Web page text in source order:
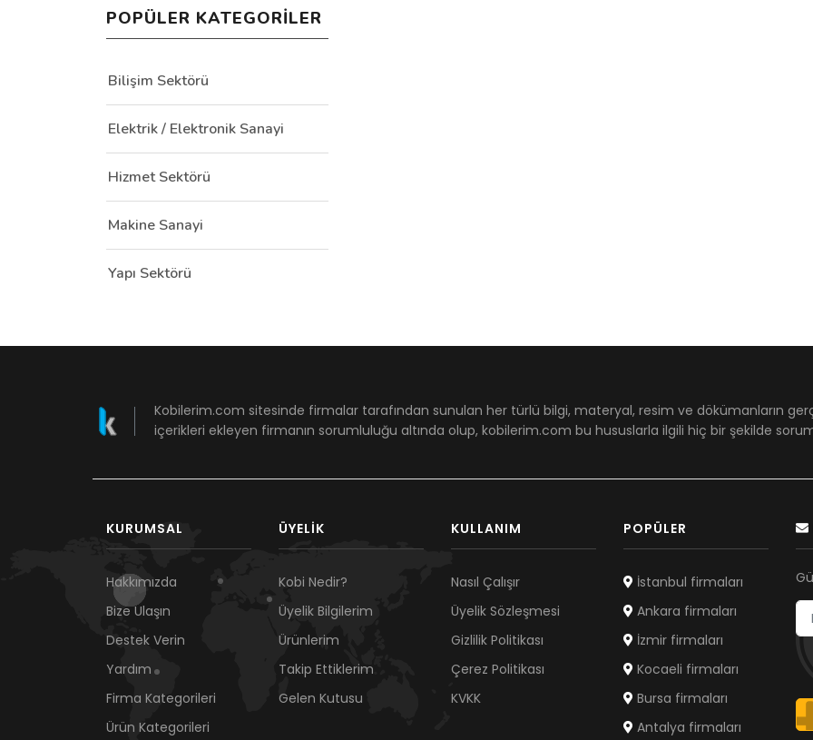
POPÜLER KATEGORILER
Bilişim Sektörü
Elektrik / Elektronik Sanayi
Hizmet Sektörü
Makine Sanayi
Yapı Sektörü
Kobilerim.com sitesinde firmalar tarafından sunulan her türlü bilgi, materyal, resim ve dökümanların
içerikleri ekleyen firmanın sorumluluğu altında olup, kobilerim.com bu hususlarla ilgili hiç bir şekilde
KURUMSAL
Hakkımızda
Bize Ulaşın
Destek Verin
Yardım
Firma Kategorileri
Ürün Kategorileri
ÜYELIK
Kobi Nedir?
Üyelik Bilgilerim
Ürünlerim
Takip Ettiklerim
Gelen Kutusu
KULLANIM
Nasıl Çalışır
Üyelik Sözleşmesi
Gizlilik Politikası
Çerez Politikası
KVKK
POPÜLER
İstanbul firmaları
Ankara firmaları
İzmir firmaları
Kocaeli firmaları
Bursa firmaları
Antalya firmaları